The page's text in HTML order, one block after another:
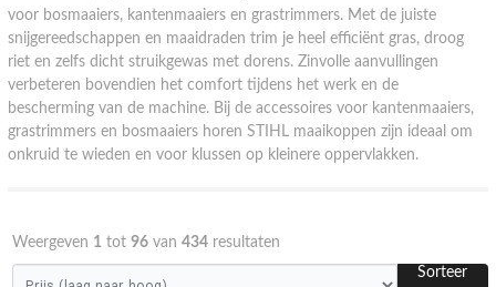
voor bosmaaiers, kantenmaaiers en grastrimmers. Met de juiste
snijgereedschappen en maaidraden trim je heel efficiënt gras, droog
riet en zelfs dicht struikgewas met dorens. Zinvolle aanvullingen
verbeteren bovendien het comfort tijdens het werk en de
bescherming van de machine. Bij de accessoires voor kantenmaaiers,
grastrimmers en bosmaaiers horen STIHL maaikoppen zijn ideaal om
onkruid te wieden en voor klussen op kleinere oppervlakken.
Weergeven 1tot 96van 434resultaten
Sorteer